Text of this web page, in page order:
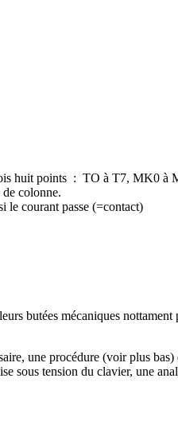
fois huit points : TO à T7, MK0
colonne.
le courant passe (=contact)
butées mécaniques
une procédure (voir plus
sous tension du clavier, une